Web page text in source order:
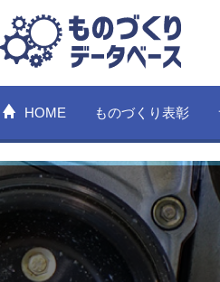
HOME ものづくり表彰